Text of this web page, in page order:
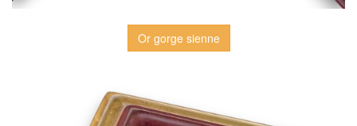
Or gorge sienne